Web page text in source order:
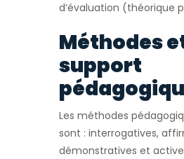
d’évaluation (théorique
Méthodes
support
Les méthodes
sont : interrogatives,
démonstratives et